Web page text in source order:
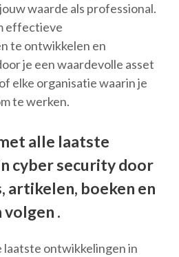
waarde als professional.
effectieve
te ontwikkelen en
je een waardevolle asset
elke organisatie waarin je
te werken.
alle laatste
cyber security door
artikelen, boeken en
volgen .
ontwikkelingen in